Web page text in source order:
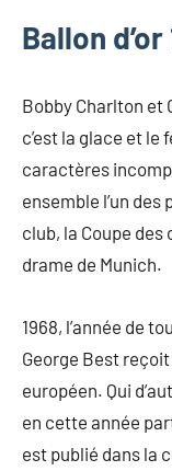
Ballon d’or
Bobby Charlton et
c’est la glace et le
caractères
ensemble l’un des
club, la Coupe des
drame de Munich.
1968, l’année de
George Best
européen. Qui
en cette année
est publié dans la